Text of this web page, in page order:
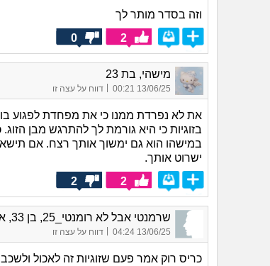
וזה בסדר מותר לך
2
0
מישהי, בת 23
13/06/25 00:21 דווח על עצה זו
את לא נפרדת ממנו כי את מפחדת לפגוע
בזוגיות כי היא גורמת לך להתרגש מבן
במישהו הוא גם ימשוך אותך רצח. אם
ישרוט אותך.
2
2
שרמנטי אבל לא רומנטי_25, בן 33, אורח
13/06/25 04:24 דווח על עצה זו
כריס רוק אמר פעם שזוגיות זה לאכול